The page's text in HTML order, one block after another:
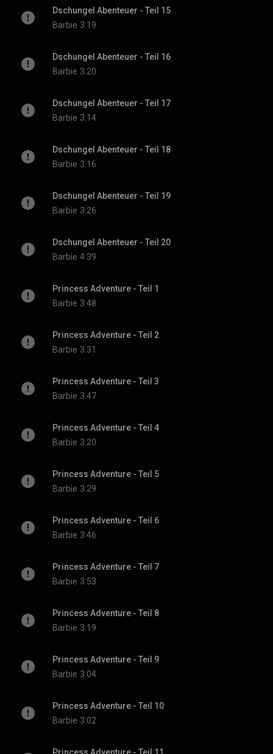
Dschungel Abenteuer - Teil 15
Barbie 3:19
Dschungel Abenteuer - Teil 16
Barbie 3:20
Dschungel Abenteuer - Teil 17
Barbie 3:14
Dschungel Abenteuer - Teil 18
Barbie 3:16
Dschungel Abenteuer - Teil 19
Barbie 3:26
Dschungel Abenteuer - Teil 20
Barbie 4:39
Princess Adventure - Teil 1
Barbie 3:48
Princess Adventure - Teil 2
Barbie 3:31
Princess Adventure - Teil 3
Barbie 3:47
Princess Adventure - Teil 4
Barbie 3:20
Princess Adventure - Teil 5
Barbie 3:29
Princess Adventure - Teil 6
Barbie 3:46
Princess Adventure - Teil 7
Barbie 3:53
Princess Adventure - Teil 8
Barbie 3:19
Princess Adventure - Teil 9
Barbie 3:04
Princess Adventure - Teil 10
Barbie 3:02